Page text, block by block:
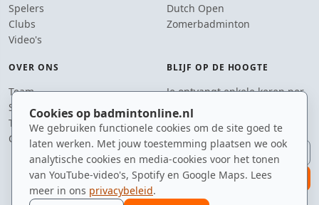
Cookies op badmintonline.nl
We gebruiken functionele cookies om de site goed te
laten werken. Met jouw toestemming plaatsen we ook
analytische cookies en media-cookies voor het tonen
van YouTube-video's, Spotify en Google Maps. Lees
meer in ons privacybeleid.
Spelers
Clubs
Video's
Dutch Open
Zomerbadminton
OVER ONS
Team
Supporters
Tip de redactie
Contact
BLIJF OP DE HOOGTE
Je ontvangt enkele keren per
jaar een e-mail met het
laatste badmintonnieuws.
E-mailadres
aanmelden